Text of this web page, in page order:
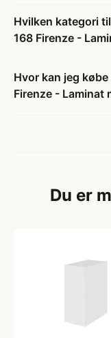
Hvilken kategori
168 Firenze -
Hvor kan jeg
Firenze -
Du er